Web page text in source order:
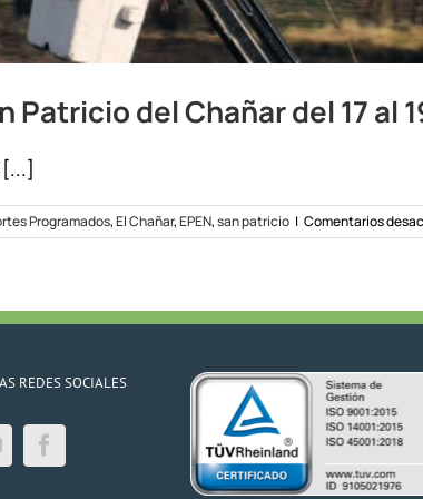
del Chañar del 17 al
[...]
Programados,El Chañar,EPEN,san patricio | Comentarios
REDES SOCIALES